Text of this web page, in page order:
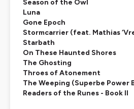
Season of the Owl
Luna
Gone Epoch
Stormcarrier (feat. Mathias
Starbath
On These Haunted Shores
The Ghosting
Throes of Atonement
The Weeping (Superbe Power
Readers of the Runes - Book II